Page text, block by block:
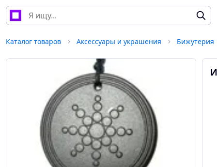
Каталог товаров Аксессуары и украшения Бижутерия